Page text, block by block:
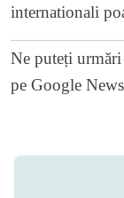
internationali
Ne puteți urmări
pe Google News